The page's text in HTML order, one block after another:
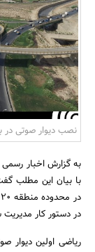
نصب دیوار صوتی در
با بیان این مطلب
در دستور کار